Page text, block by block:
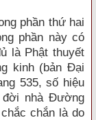
phần thứ hai
phần này có
là Phật thuyết
kinh (bản Đại
535, số hiệu
đời nhà Đường
chắn là do